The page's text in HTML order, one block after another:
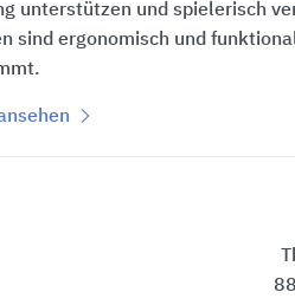
unterstützen und spielerisch
sind ergonomisch und